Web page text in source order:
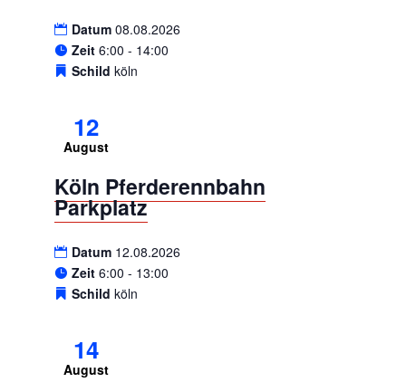
Datum 08.08.2026
Zeit 6:00 - 14:00
Schild köln
12
August
Köln Pferderennbahn
Parkplatz
Datum 12.08.2026
Zeit 6:00 - 13:00
Schild köln
14
August